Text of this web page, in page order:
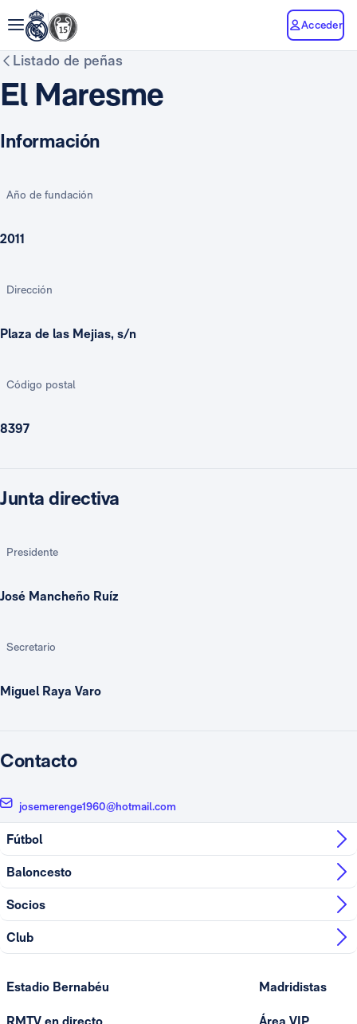
Acceder
Listado de peñas
El Maresme
Información
Año de fundación
2011
Dirección
Plaza de las Mejias, s/n
Código postal
8397
Junta directiva
Presidente
José Mancheño Ruíz
Secretario
Miguel Raya Varo
Contacto
josemerenge1960@hotmail.com
Fútbol
Baloncesto
Socios
Club
Estadio Bernabéu Madridistas